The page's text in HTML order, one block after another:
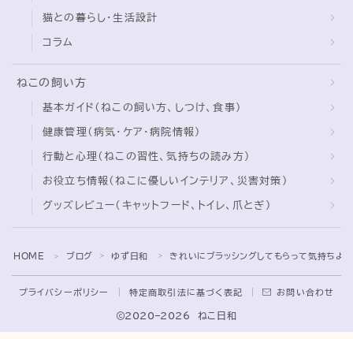
猫との暮らし・生活設計
コラム
ねこの飼い方
基本ガイド（ねこの飼い方、しつけ、食事）
健康管理（病気・ケア・病院情報）
行動と心理（ねこの習性、気持ちの読み方）
お役立ち情報（ねこに優しいインテリア、災害対策）
グッズレビュー（キャットフード、トイレ、爪とぎ）
HOME ＞ ブログ ＞ ゆず日和 ＞ きれいにブラッシングしてもらって気持ちよ
プライバシーポリシー 特定商取引法に基づく表記 お問い合わせ
2020–2026 ねこ日和